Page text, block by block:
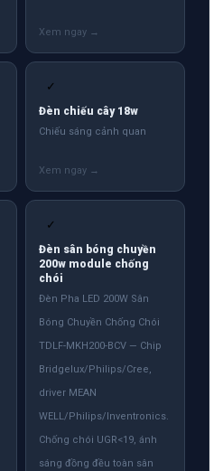
✓
Đèn chiếu cây 18w
Chiếu sáng cảnh quan
✓
Đèn sân bóng chuyền
200w module chống
chói
Đèn Pha LED 200W Sân
Bóng Chuyền Chống Chói
TDLF-MKH200-BCV — Chip
Bridgelux/Philips/Cree,
driver MEAN
WELL/Philips/Inventronics.
Chống chói UGR<19, ánh
sáng đồng đều toàn sân